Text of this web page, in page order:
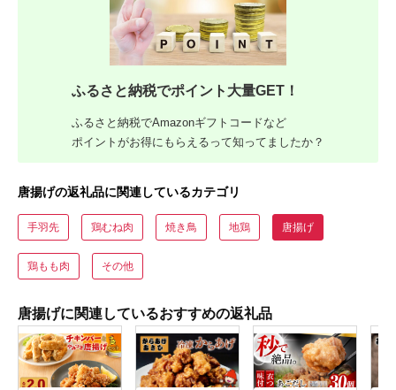
ふるさと納税でポイント大量GET！
ふるさと納税でAmazonギフトコードなど
ポイントがお得にもらえるって知ってましたか？
唐揚げの返礼品に関連しているカテゴリ
手羽先 鶏むね肉 焼き鳥 地鶏 唐揚げ
鶏もも肉 その他
唐揚げに関連しているおすすめの返礼品